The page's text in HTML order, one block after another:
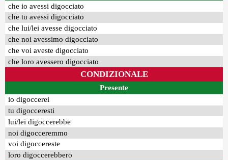
che io avessi digocciato
che tu avessi digocciato
che lui/lei avesse digocciato
che noi avessimo digocciato
che voi aveste digocciato
che loro avessero digocciato
CONDIZIONALE
Presente
io digoccerei
tu digocceresti
lui/lei digoccerebbe
noi digocceremmo
voi digoccereste
loro digoccerebbero